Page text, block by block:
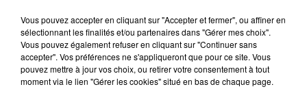
Vous pouvez accepter en cliquant sur "Accepter et fermer", ou affiner en
sélectionnant les finalités et/ou partenaires dans "Gérer mes choix".
Vous pouvez également refuser en cliquant sur "Continuer sans
accepter". Vos préférences ne s'appliqueront que pour ce site. Vous
pouvez mettre à jour vos choix, ou retirer votre consentement à tout
moment via le lien "Gérer les cookies" situé en bas de chaque page.